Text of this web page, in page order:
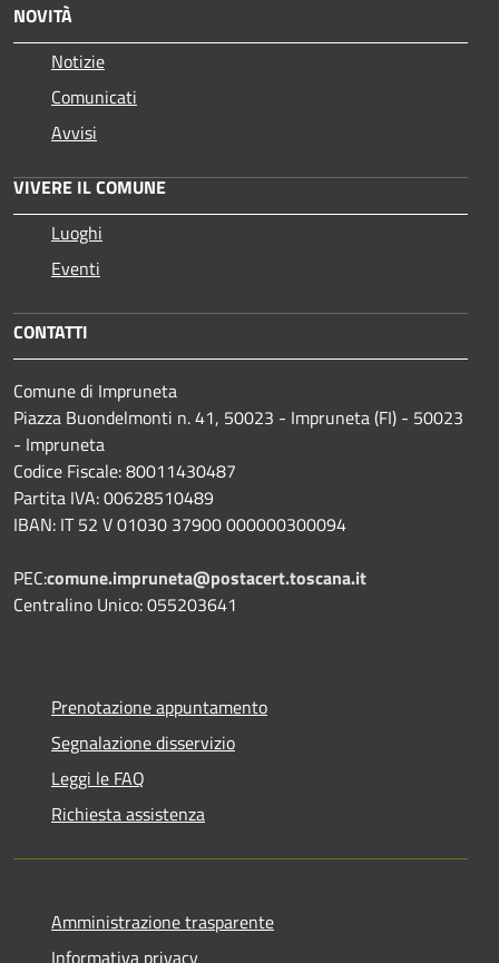
NOVITÀ
Notizie
Comunicati
Avvisi
VIVERE IL COMUNE
Luoghi
Eventi
CONTATTI
Comune di Impruneta
Piazza Buondelmonti n. 41, 50023 - Impruneta (FI) - 50023
- Impruneta
Codice Fiscale: 80011430487
Partita IVA: 00628510489
IBAN: IT 52 V 01030 37900 000000300094
PEC:comune.impruneta@postacert.toscana.it
Centralino Unico: 055203641
Prenotazione appuntamento
Segnalazione disservizio
Leggi le FAQ
Richiesta assistenza
Amministrazione trasparente
Informativa privacy